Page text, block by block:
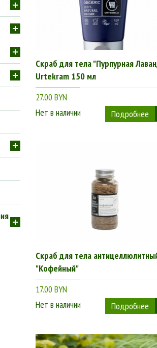
Скраб для тела "Пурпурная
Urtekram 150 мл
27.00 BYN
Нет в наличии
Подробнее
Скраб для тела
"Кофейный"
17.00 BYN
Нет в наличии
Подробнее